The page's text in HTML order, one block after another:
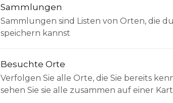
Sammlungen
Sammlungen sind Listen von Orten, die
speichern kannst
Besuchte Orte
Verfolgen Sie alle Orte, die Sie bereits
sehen Sie sie alle zusammen auf einer